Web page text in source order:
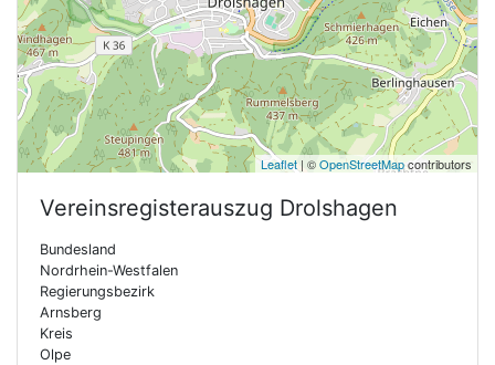
Leaflet | ©OpenStreetMapcontributors
Vereinsregisterauszug Drolshagen
Bundesland
Nordrhein-Westfalen
Regierungsbezirk
Arnsberg
Kreis
Olpe